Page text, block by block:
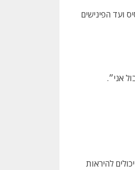
ועד הפינישים
אני״.
להיראות